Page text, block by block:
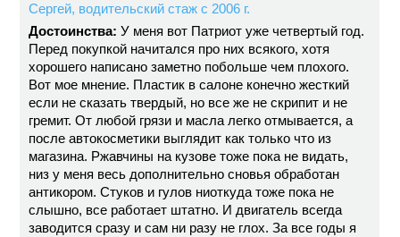
Сергей, водительский стаж с 2006 г.
Достоинства: У меня вот Патриот уже четвертый год.
Перед покупкой начитался про них всякого, хотя
хорошего написано заметно побольше чем плохого.
Вот мое мнение. Пластик в салоне конечно жесткий
если не сказать твердый, но все же не скрипит и не
гремит. От любой грязи и масла легко отмывается, а
после автокосметики выглядит как только что из
магазина. Ржавчины на кузове тоже пока не видать,
низ у меня весь дополнительно сновья обработан
антикором. Стуков и гулов ниоткуда тоже пока не
слышно, все работает штатно. И двигатель всегда
заводится сразу и сам ни разу не глох. За все годы я